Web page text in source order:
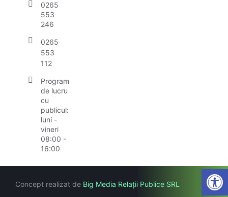
0265
553
246
0265
553
112
Program
de lucru
cu
publicul:
luni -
vineri
08:00 -
16:00
Concept realizat de Big Media Relații Publice SRL